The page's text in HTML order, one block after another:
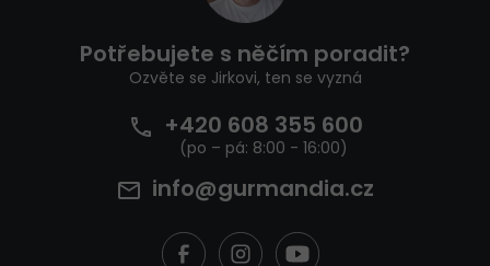
Potřebujete s něčím poradit?
Ozvěte se Jirkovi, ten se vyzná
+420 608 355 600
info@gurmandia.cz